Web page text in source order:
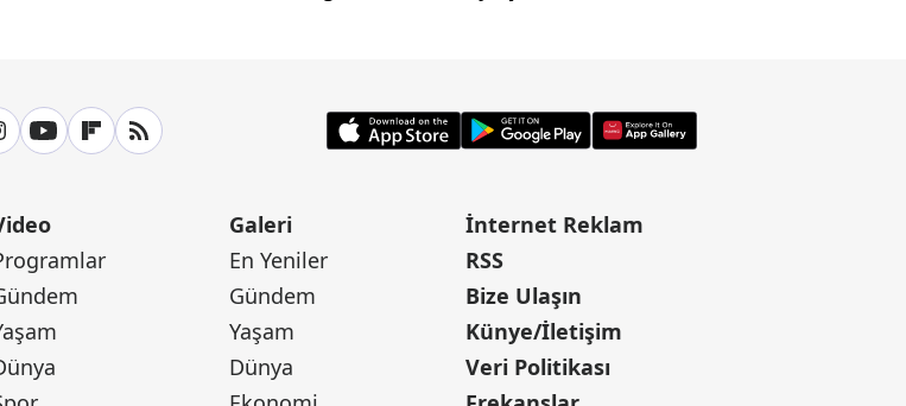
Galeri
En Yeniler
Gündem
Yaşam
Dünya
İnternet Reklam
RSS
Bize Ulaşın
Künye/İletişim
Veri Politikası